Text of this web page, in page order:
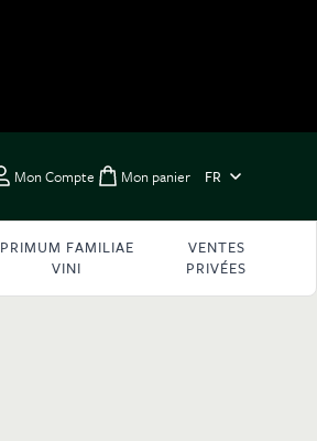
Mon Compte Toggle minicart,
Mon panier FR
PRIMUM FAMILIAE
VINI
VENTES
PRIVÉES